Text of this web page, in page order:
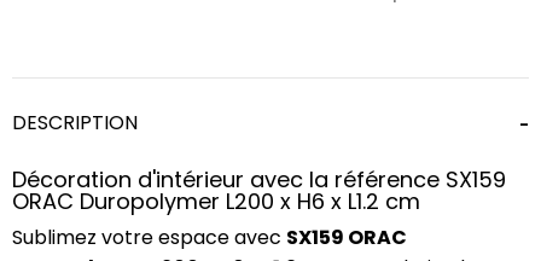
DESCRIPTION
Décoration d'intérieur avec la référence SX159
ORAC Duropolymer L200 x H6 x L1.2 cm
Sublimez votre espace avec SX159 ORAC